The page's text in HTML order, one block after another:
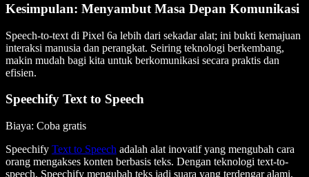
Kesimpulan: Menyambut Masa Depan Komunikasi
Speech-to-text di Pixel 6a lebih dari sekadar alat; ini bukti kemajuan
interaksi manusia dan perangkat. Seiring teknologi berkembang,
makin mudah bagi kita untuk berkomunikasi secara praktis dan
efisien.
Speechify Text to Speech
Biaya: Coba gratis
Speechify Text to Speech adalah alat inovatif yang mengubah cara
orang mengakses konten berbasis teks. Dengan teknologi text-to-
speech, Speechify mengubah teks jadi suara yang terdengar alami,